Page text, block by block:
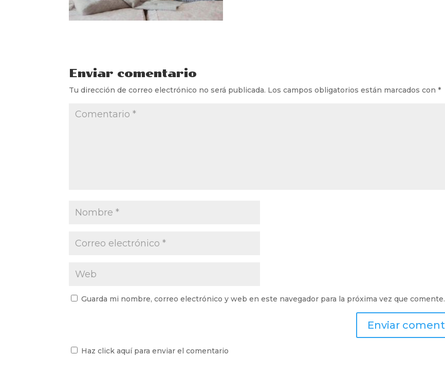
Enviar comentario
Tu dirección de correo electrónico no será publicada. Los campos obligatorios están marcados con*
Guarda mi nombre, correo electrónico y web en este navegador para la próxima vez que comente.
Haz click aquí para enviar el comentario